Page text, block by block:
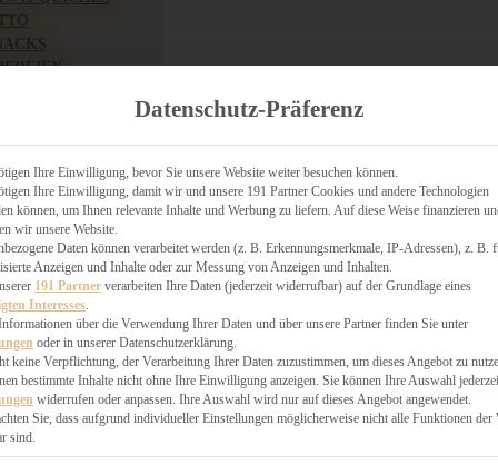
CHUTNEYS
Datenschutz-Präferenz
Ihre Einwilligung, bevor Sie unsere Website weiter besuchen können.
Ihre Einwilligung, damit wir und unsere 191 Partner Cookies und andere Technologien
können, um Ihnen relevante Inhalte und Werbung zu liefern. Auf diese Weise finanzieren
wir unsere Website.
Daten können verarbeitet werden (z. B. Erkennungsmerkmale, IP-Adressen), z. B.
Anzeigen und Inhalte oder zur Messung von Anzeigen und Inhalten.
191 Partner verarbeiten Ihre Daten (jederzeit widerrufbar) auf der Grundlage eines
Interesses
über die Verwendung Ihrer Daten und über unsere Partner finden Sie unter
oder in unserer Datenschutzerklärung.
keine Verpflichtung, der Verarbeitung Ihrer Daten zuzustimmen, um dieses Angebot zu
bestimmte Inhalte nicht ohne Ihre Einwilligung anzeigen. Sie können Ihre Auswahl
widerrufen oder anpassen. Ihre Auswahl wird nur auf dieses Angebot angewendet.
Sie, dass aufgrund individueller Einstellungen möglicherweise nicht alle Funktionen der
sind.